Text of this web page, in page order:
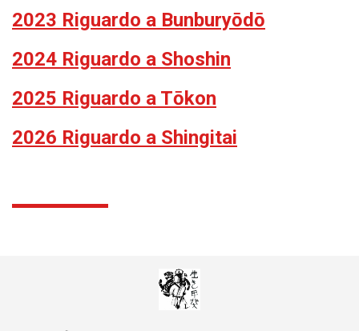
2023 Riguardo a Bunburyōdō
2024 Riguardo a Shoshin
2025 Riguardo a Tōkon
2026 Riguardo a Shingitai